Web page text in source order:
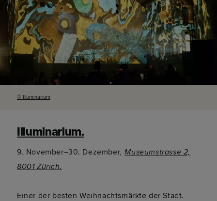
© Illuminarium
Illuminarium.
9. November–30. Dezember,Museumstrasse 2,
8001 Zürich.
Einer der besten Weihnachtsmärkte der Stadt.